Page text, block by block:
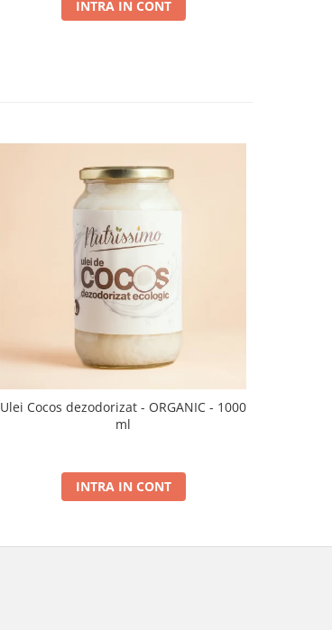
INTRA IN CONT
Ulei Cocos dezodorizat - ORGANIC - 1000
ml
INTRA IN CONT